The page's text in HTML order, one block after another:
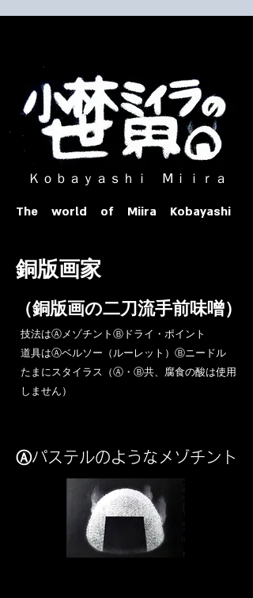
ｏｂａｙａｓｈｉ Ⅿｉｉｒａ​
The world of Miira Kobayashi
​銅版画家
​（銅版画の二刀流手前味噌）
​技法はⒶメゾチントⒷドライ・ポイント
道具はⒶベルソー（ルーレット）Ⓑニードル
​たまにスタイラス（Ⓐ・Ⓑ共、腐食の酸は使用
しません）
Ⓐパステルのようなメゾチント